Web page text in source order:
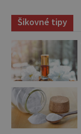
Šikovné tipy